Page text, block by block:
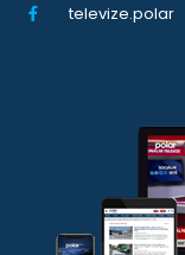
televize.polar